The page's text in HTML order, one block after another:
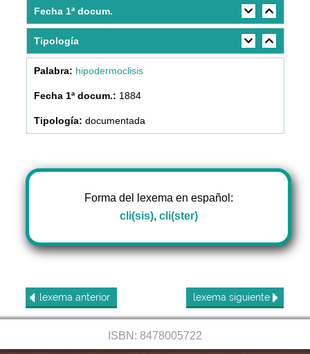
Fecha 1ª docum.
Tipología
hipodermoclisis
1884
documentada
Forma del lexema en español:
cli(sis), cli(ster)
lexema anterior lexema siguiente
ISBN: 8478005722